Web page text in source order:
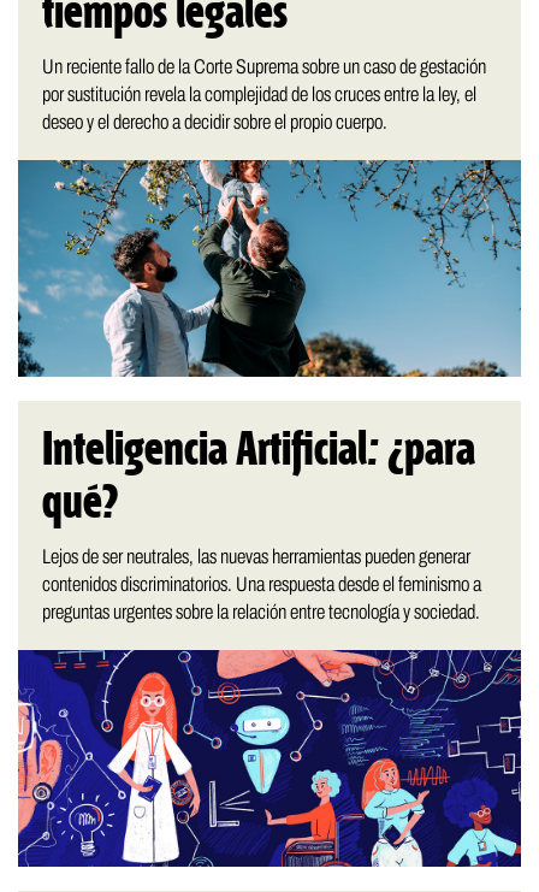
tiempos legales
Un reciente fallo de la Corte Suprema sobre un caso de gestación
por sustitución revela la complejidad de los cruces entre la ley, el
deseo y el derecho a decidir sobre el propio cuerpo.
Inteligencia Artificial: ¿para
qué?
Lejos de ser neutrales, las nuevas herramientas pueden generar
contenidos discriminatorios. Una respuesta desde el feminismo a
preguntas urgentes sobre la relación entre tecnología y sociedad.